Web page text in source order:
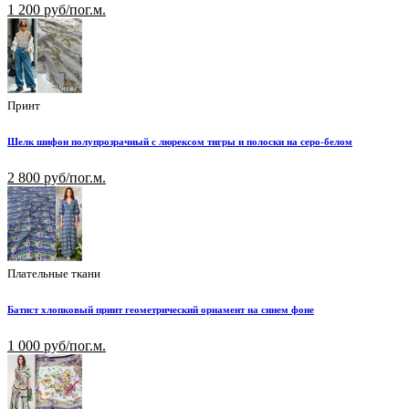
1 200 руб/пог.м.
Принт
Шелк шифон полупрозрачный с люрексом тигры и полоски на серо-белом
2 800 руб/пог.м.
Плательные ткани
Батист хлопковый принт геометрический орнамент на синем фоне
1 000 руб/пог.м.